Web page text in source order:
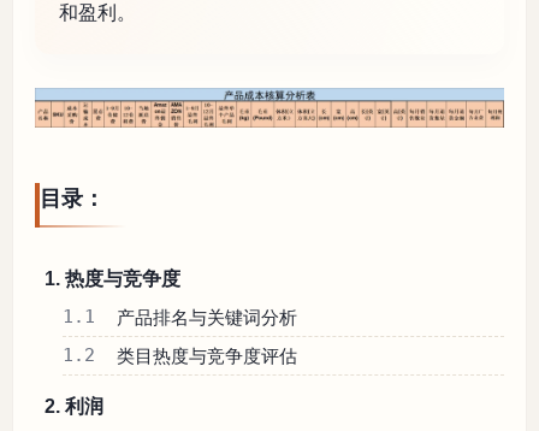
和盈利。
目录：
1. 热度与竞争度
1.1 产品排名与关键词分析
1.2 类目热度与竞争度评估
2. 利润